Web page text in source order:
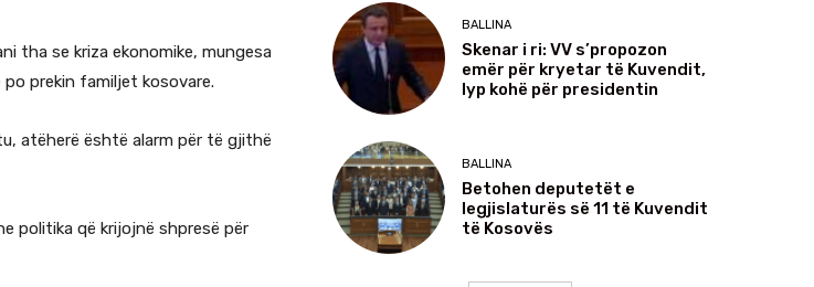
tha se kriza ekonomike, mungesa
prekin familjet kosovare.
atëherë është alarm për të gjithë
politika që krijojnë shpresë për
BALLINA
Skenar i ri: VV s’propozon
emër për kryetar të Kuvendit,
lyp kohë për presidentin
BALLINA
Betohen deputetët e
legjislaturës së 11 të Kuvendit
të Kosovës